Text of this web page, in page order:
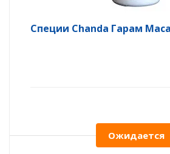
Специи Chanda Гарам
Ожидается